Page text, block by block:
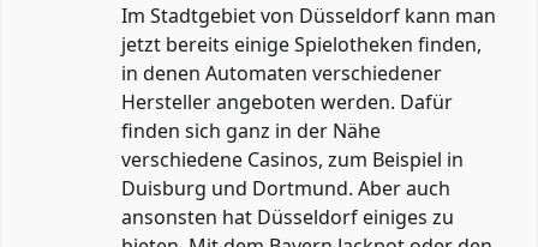
Im Stadtgebiet von Düsseldorf kann man
jetzt bereits einige Spielotheken finden,
in denen Automaten verschiedener
Hersteller angeboten werden. Dafür
finden sich ganz in der Nähe
verschiedene Casinos, zum Beispiel in
Duisburg und Dortmund. Aber auch
ansonsten hat Düsseldorf einiges zu